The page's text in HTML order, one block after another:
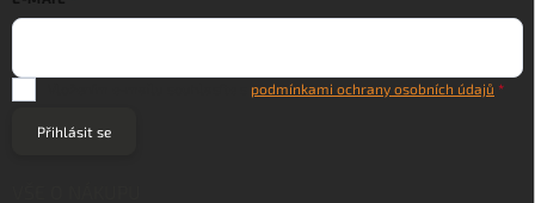
podmínkami ochrany osobních údajů
Přihlásit se